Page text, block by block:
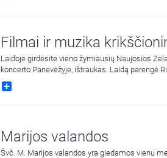
Filmai ir muzika
Laidoje girdėsite vieno žymiausių Naujosios
koncerto Panevėžyje, ištraukas. Laidą parengė
Share
Marijos valandos
Švč. M. Marijos valandos yra giedamos vienu